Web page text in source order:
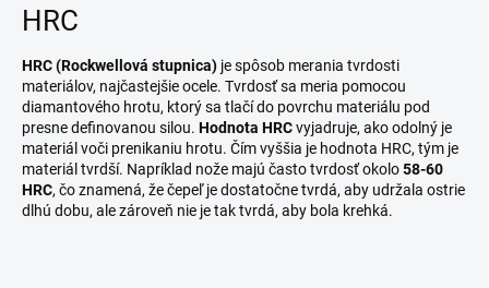
HRC
HRC (Rockwellová stupnica) je spôsob merania tvrdosti
materiálov, najčastejšie ocele. Tvrdosť sa meria pomocou
diamantového hrotu, ktorý sa tlačí do povrchu materiálu pod
presne definovanou silou. Hodnota HRCvyjadruje, ako odolný je
materiál voči prenikaniu hrotu. Čím vyššia je hodnota HRC, tým je
materiál tvrdší. Napríklad nože majú často tvrdosť okolo58-60
HRC, čo znamená, že čepeľ je dostatočne tvrdá, aby udržala ostrie
dlhú dobu, ale zároveň nie je tak tvrdá, aby bola krehká.